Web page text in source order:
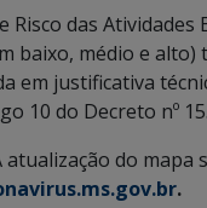
Risco das Atividades
baixo, médio e
em justificativa
10 do Decreto nº
atualização do
.